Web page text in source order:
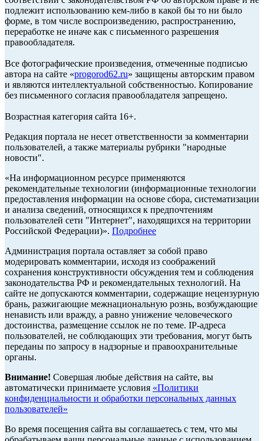
подлежит использованию кем-либо в какой бы то ни было
форме, в том числе воспроизведению, распространению,
переработке не иначе как с письменного разрешения
правообладателя.
Все фотографические произведения, отмеченные подписью
автора на сайте «progorod62.ru» защищены авторским правом
и являются интеллектуальной собственностью. Копирование
без письменного согласия правообладателя запрещено.
Возрастная категория сайта 16+.
Редакция портала не несет ответственности за комментарии
пользователей, а также материалы рубрики "народные
новости".
«На информационном ресурсе применяются
рекомендательные технологии (информационные технологии
предоставления информации на основе сбора, систематизации
и анализа сведений, относящихся к предпочтениям
пользователей сети "Интернет", находящихся на территории
Российской Федерации)». Подробнее
Администрация портала оставляет за собой право
модерировать комментарии, исходя из соображений
сохранения конструктивности обсуждения тем и соблюдения
законодательства РФ и рекомендательных технологий. На
сайте не допускаются комментарии, содержащие нецензурную
брань, разжигающие межнациональную рознь, возбуждающие
ненависть или вражду, а равно унижение человеческого
достоинства, размещение ссылок не по теме. IP-адреса
пользователей, не соблюдающих эти требования, могут быть
переданы по запросу в надзорные и правоохранительные
органы.
Внимание! Совершая любые действия на сайте, вы
автоматически принимаете условия «Политики
конфиденциальности и обработки персональных данных
пользователей»
Во время посещения сайта вы соглашаетесь с тем, что мы